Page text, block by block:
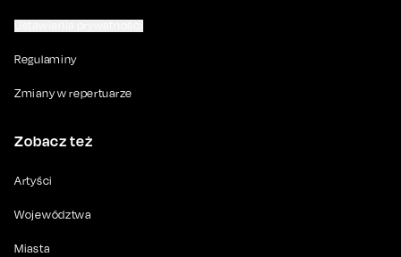
Regulaminy
Zmiany w repertuarze
Zobacz też
Artyści
Województwa
Miasta